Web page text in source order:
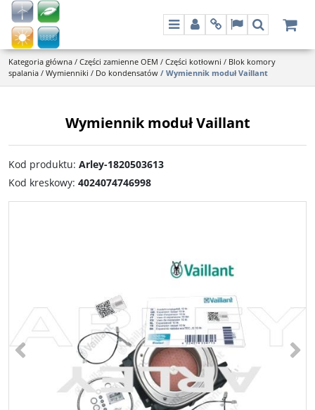
MenuPanelInfoLangSzukaj
Kategoria główna / Części zamienne OEM / Części kotłowni / Blok komory
spalania / Wymienniki / Do kondensatów / Wymiennik moduł Vaillant
Wymiennik moduł Vaillant
Kod produktu: Arley-1820503613
Kod kreskowy: 4024074746998
<